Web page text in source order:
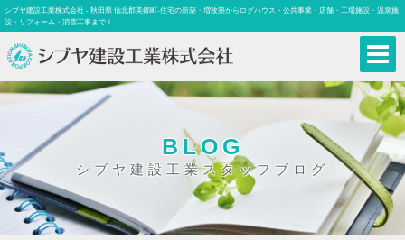
シブヤ建設工業株式会社 - 秋田県 仙北郡美郷町-住宅の新築・増改築からログハウス・公共事業・店舗・工場施設・温泉施
設・リフォーム・消雪工事まで！
BLOG
シブヤ建設工業スタッフブログ